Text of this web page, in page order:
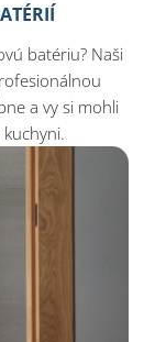
batériu? Naši
a vy si mohli